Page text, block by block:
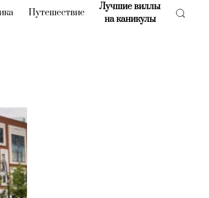
(current)
Путешествие(current)
Лучшие виллы
на каникулы(current)